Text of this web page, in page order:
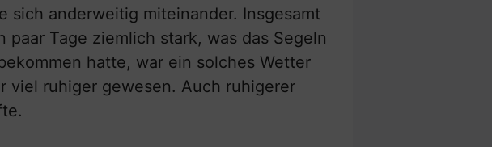
sich anderweitig miteinander. Insgesamt
Tage ziemlich stark, was das Segeln
hatte, war ein solches Wetter
viel ruhiger gewesen. Auch ruhigerer